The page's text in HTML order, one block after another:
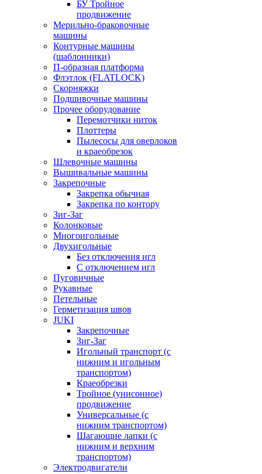
БУ Тройное
продвижение
Мерильно-браковочные
машины
Контурные машины
(шаблонники)
П-образная платформа
Флэтлок (FLATLOCK)
Скорняжки
Подшивочные машины
Прочее оборудование
Перемотчики ниток
Плоттеры
Пылесосы для оверлоков
и краеобрезок
Шлевочные машины
Вышивальные машины
Закрепочные
Закрепка обычная
Закрепка по контору
Зиг-Заг
Колонковые
Многоигольные
Двухигольные
Без отключения игл
С отключением игл
Пуговичные
Рукавные
Петельные
Герметизация швов
JUKI
Закрепочные
Зиг-Заг
Игольный транспорт (с
нижним и игольным
транспортом)
Краеобрезки
Тройное (унисонное)
продвижение
Универсальные (с
нижним транспортом)
Шагающие лапки (с
нижним и верхним
транспортом)
Электродвигатели